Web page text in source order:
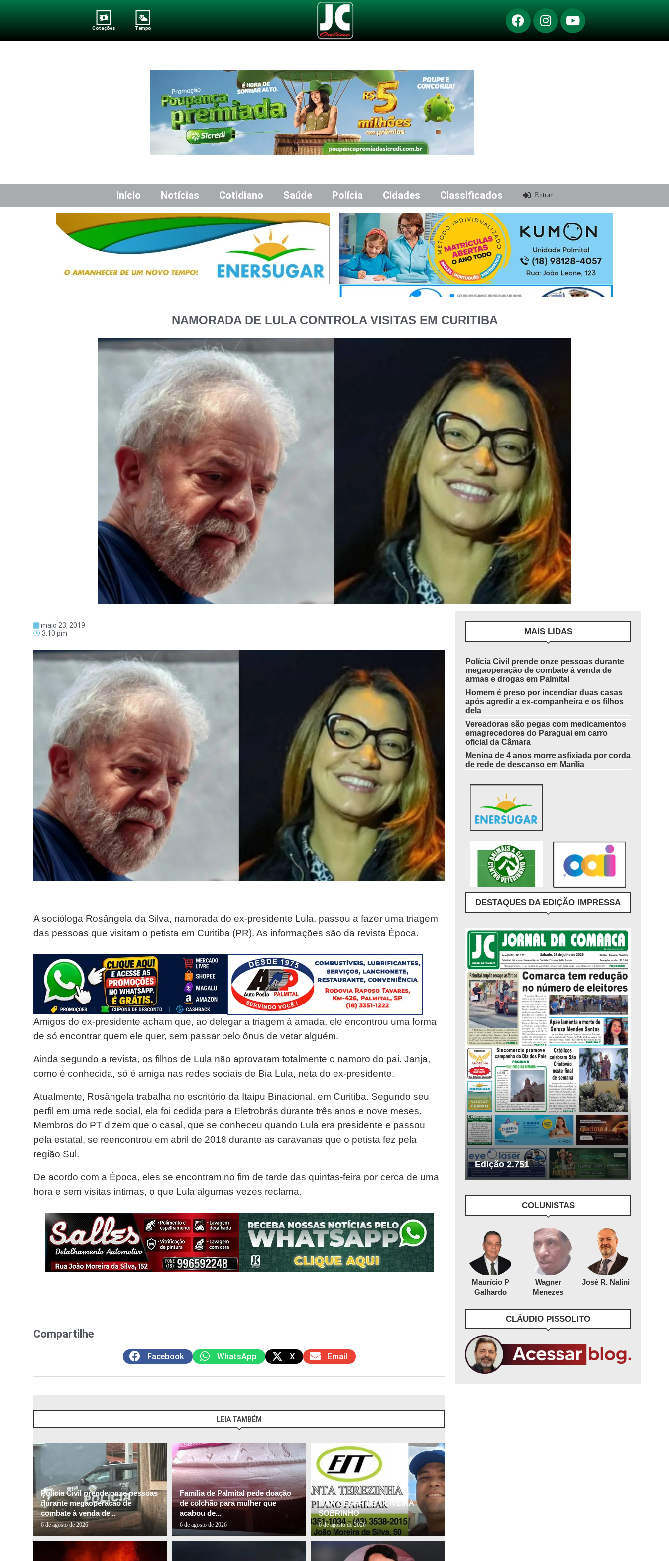
Cotações Tempo
Início Notícias Cotidiano Saúde Polícia Cidades Classificados Entrar
NAMORADA DE LULA CONTROLA VISITAS EM CURITIBA
maio 23, 2019
3:10 pm
A socióloga Rosângela da Silva, namorada do ex-presidente Lula, passou a fazer uma triagem
das pessoas que visitam o petista em Curitiba (PR). As informações são da revista Época.
Amigos do ex-presidente acham que, ao delegar a triagem à amada, ele encontrou uma forma
de só encontrar quem ele quer, sem passar pelo ônus de vetar alguém.
Ainda segundo a revista, os filhos de Lula não aprovaram totalmente o namoro do pai. Janja,
como é conhecida, só é amiga nas redes sociais de Bia Lula, neta do ex-presidente.
Atualmente, Rosângela trabalha no escritório da Itaipu Binacional, em Curitiba. Segundo seu
perfil em uma rede social, ela foi cedida para a Eletrobrás durante três anos e nove meses.
Membros do PT dizem que o casal, que se conheceu quando Lula era presidente e passou
pela estatal, se reencontrou em abril de 2018 durante as caravanas que o petista fez pela
região Sul.
De acordo com a Época, eles se encontram no fim de tarde das quintas-feira por cerca de uma
hora e sem visitas íntimas, o que Lula algumas vezes reclama.
Compartilhe
Facebook WhatsApp X Email
LEIA TAMBÉM
Polícia Civil prende onze pessoas
durante megaoperação de
combate à venda de...
6 de agosto de 2026
Família de Palmital pede doação
de colchão para mulher que
acabou de...
6 de agosto de 2026
IVAN CESAR DE OLIVEIRA
SOBRINHO
6 de agosto de 2026
MAIS LIDAS
Polícia Civil prende onze pessoas durante
megaoperação de combate à venda de
armas e drogas em Palmital
Homem é preso por incendiar duas casas
após agredir a ex-companheira e os filhos
dela
Vereadoras são pegas com medicamentos
emagrecedores do Paraguai em carro
oficial da Câmara
Menina de 4 anos morre asfixiada por corda
de rede de descanso em Marília
DESTAQUES DA EDIÇÃO IMPRESSA
Edição 2.751
COLUNISTAS
Maurício P
Galhardo
Wagner
Menezes
José R. Nalini
CLÁUDIO PISSOLITO